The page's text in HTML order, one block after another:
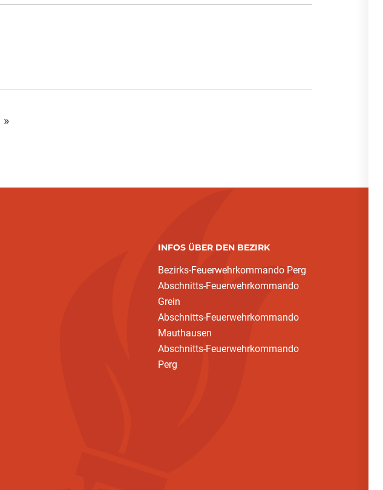
»
INFOS ÜBER DEN BEZIRK
Bezirks-Feuerwehrkommando Perg
Abschnitts-Feuerwehrkommando
Grein
Abschnitts-Feuerwehrkommando
Mauthausen
Abschnitts-Feuerwehrkommando
Perg